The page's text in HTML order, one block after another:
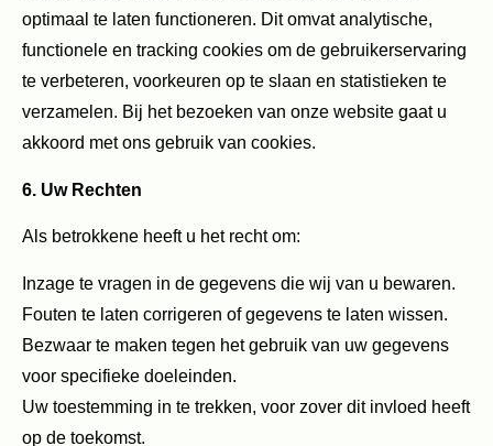
optimaal te laten functioneren. Dit omvat analytische,
functionele en tracking cookies om de gebruikerservaring
te verbeteren, voorkeuren op te slaan en statistieken te
verzamelen. Bij het bezoeken van onze website gaat u
akkoord met ons gebruik van cookies.
6. Uw Rechten
Als betrokkene heeft u het recht om:
Inzage te vragen in de gegevens die wij van u bewaren.
Fouten te laten corrigeren of gegevens te laten wissen.
Bezwaar te maken tegen het gebruik van uw gegevens
voor specifieke doeleinden.
Uw toestemming in te trekken, voor zover dit invloed heeft
op de toekomst.